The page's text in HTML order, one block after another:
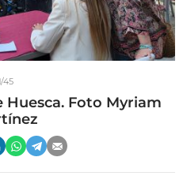
/45
Huesca. Foto Myriam